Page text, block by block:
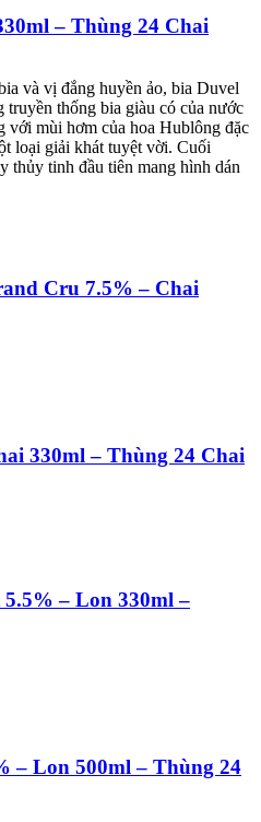
– Thùng 24 Chai
và vị đắng huyền ảo, bia Duvel
thống bia giàu có của nước
mùi hơm của hoa Hublông đặc
loại giải khát tuyệt vời. Cuối
thủy tinh đầu tiên mang hình dán
Cru 7.5% – Chai
330ml – Thùng 24 Chai
– Lon 330ml –
– Lon 500ml – Thùng 24